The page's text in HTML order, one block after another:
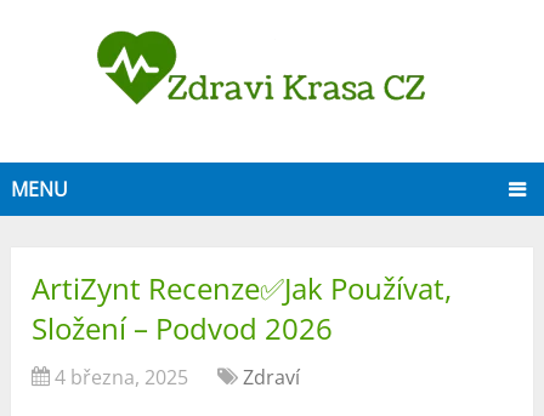
MENU
ArtiZynt Recenze✅Jak Používat,
Složení – Podvod 2026
4 března, 2025
Zdraví